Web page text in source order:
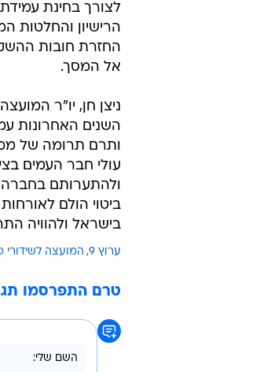
לצורך בחינת
הרישיון והחלטות
החזרת חובות
אל המסך.
ניצן חן, יו"ר
ותרם תרומה של
עולי חבר העמים
ולהתערותם בחברה
ביטוי הולם
בישראל ולהוויה
ערוץ 9 המועצה לשידורי
טרם התפרסמו